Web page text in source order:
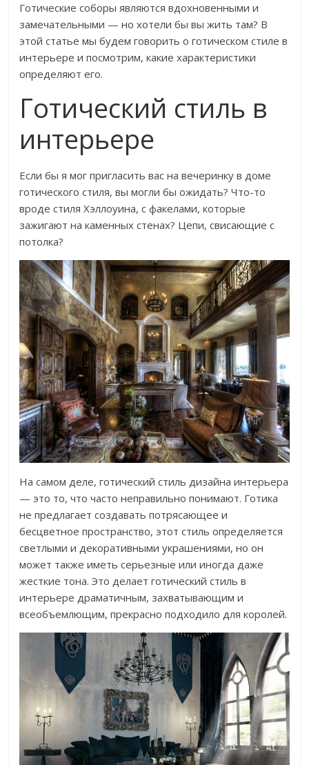
Готические соборы являются вдохновенными и
замечательными — но хотели бы вы жить там? В
этой статье мы будем говорить о готическом стиле в
интерьере и посмотрим, какие характеристики
определяют его.
Готический стиль в
интерьере
Если бы я мог пригласить вас на вечеринку в доме
готического стиля, вы могли бы ожидать? Что-то
вроде стиля Хэллоуина, с факелами, которые
зажигают на каменных стенах? Цепи, свисающие с
потолка?
На самом деле, готический стиль дизайна интерьера
— это то, что часто неправильно понимают. Готика
не предлагает создавать потрясающее и
бесцветное пространство, этот стиль определяется
светлыми и декоративными украшениями, но он
может также иметь серьезные или иногда даже
жесткие тона. Это делает готический стиль в
интерьере драматичным, захватывающим и
всеобъемлющим, прекрасно подходило для королей.